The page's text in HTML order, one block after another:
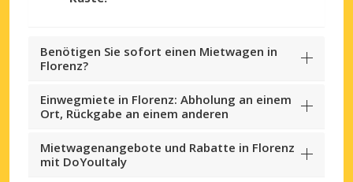
Benötigen Sie sofort einen Mietwagen in
Florenz?
Einwegmiete in Florenz: Abholung an einem
Ort, Rückgabe an einem anderen
Mietwagenangebote und Rabatte in Florenz
mit DoYouItaly